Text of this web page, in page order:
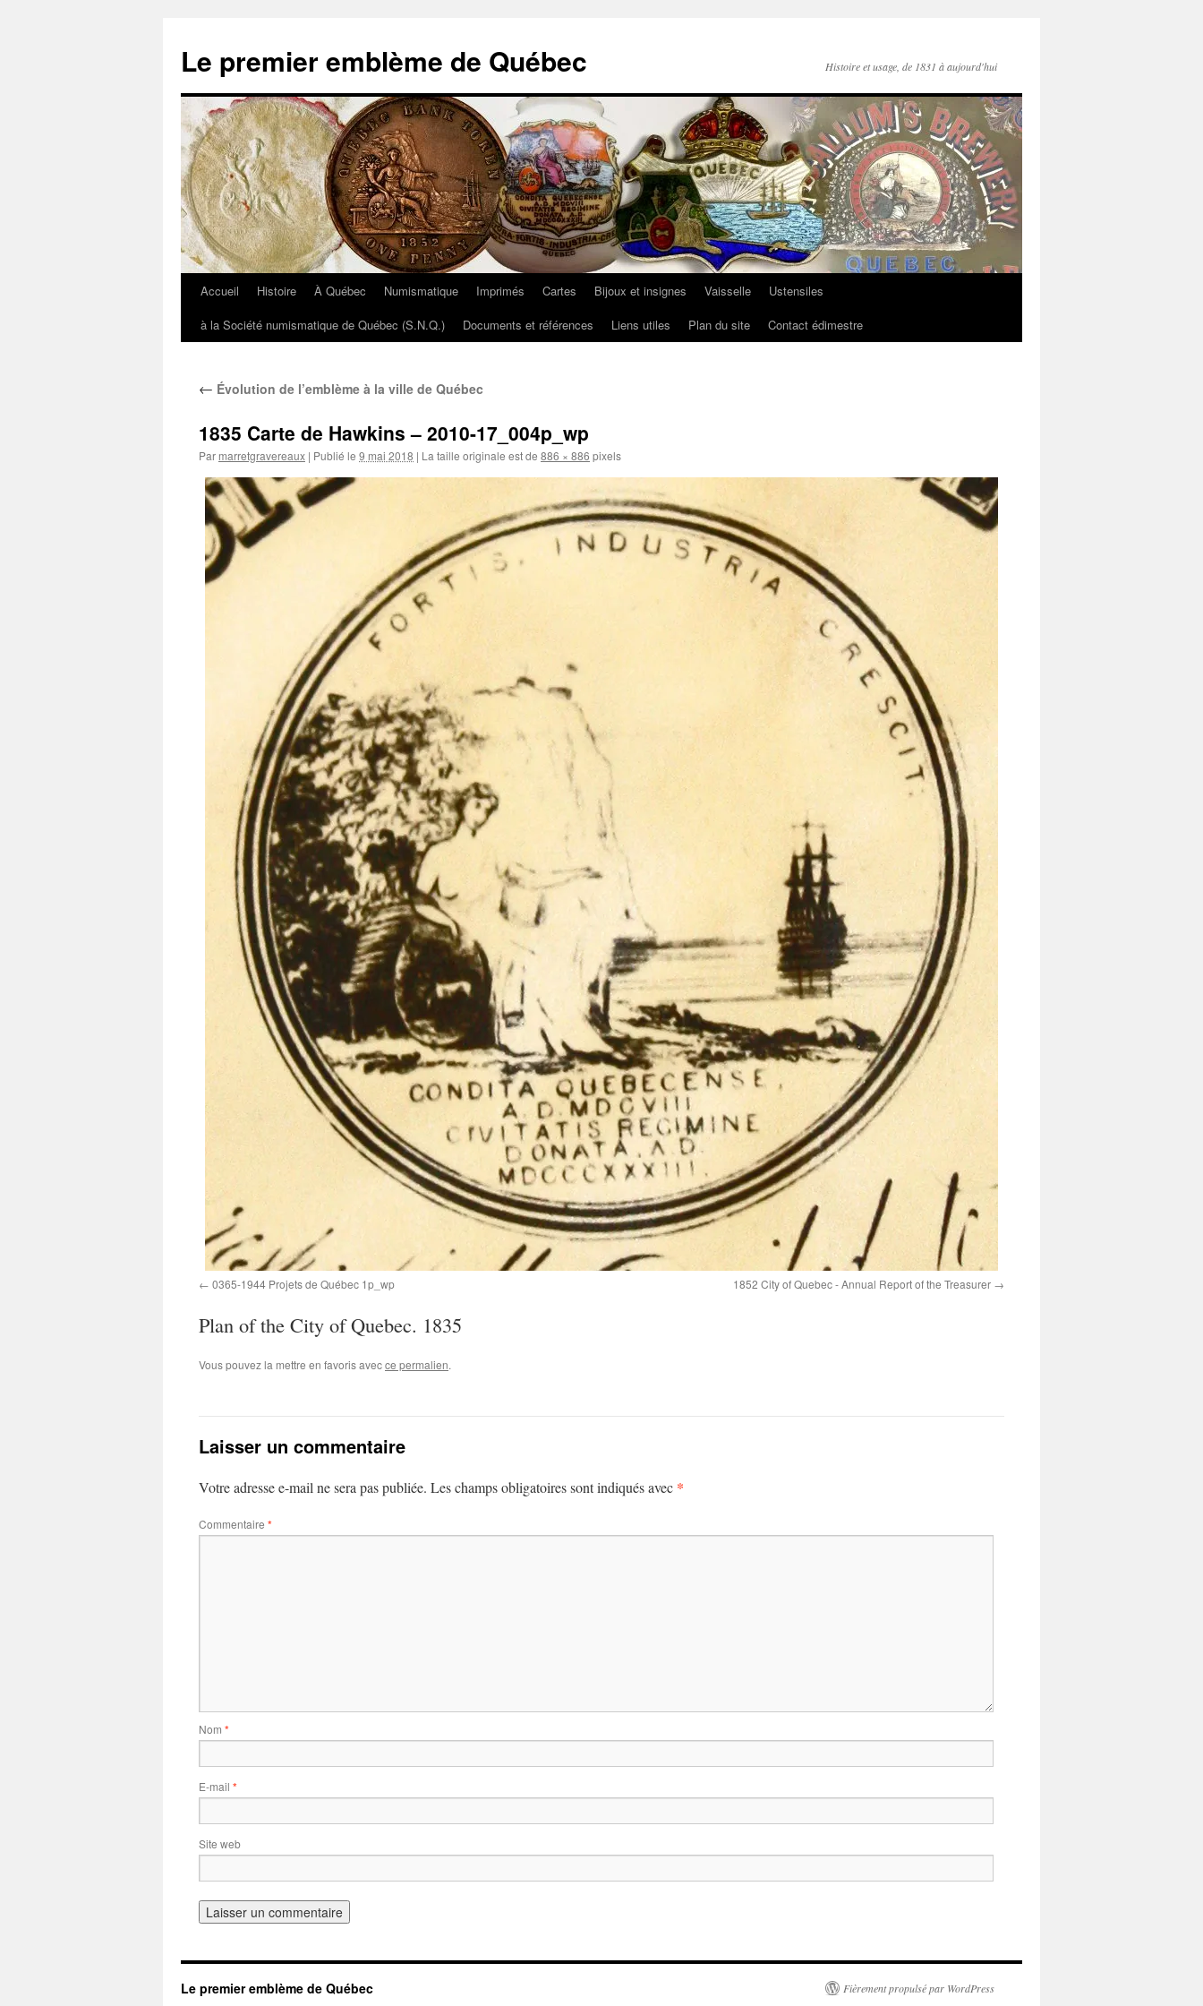
contenu
Le premier emblème de Québec Histoire et usage, de 1831 à aujourd'hui
Accueil Histoire À Québec Numismatique Imprimés Cartes Bijoux et insignes Vaisselle
Ustensiles
à la Société numismatique de Québec (S.N.Q.)
Documents et références Liens utiles Plan du site Contact édimestre
← Évolution de l’emblème à la ville de Québec
1835 Carte de Hawkins – 2010-17_004p_wp
Par marretgravereaux | Publié le 9 mai 2018 | La taille originale est de 886 × 886 pixels
0365-1944 Projets de Québec 1p_wp 1852 City of Quebec - Annual Report of the Treasurer
Plan of the City of Quebec. 1835
Vous pouvez la mettre en favoris avecce permalien.
Laisser un commentaire
Votre adresse e-mail ne sera pas publiée. Les champs obligatoires sont indiqués avec *
Commentaire *
Nom *
E-mail *
Site web
Le premier emblème de Québec Fièrement propulsé par WordPress